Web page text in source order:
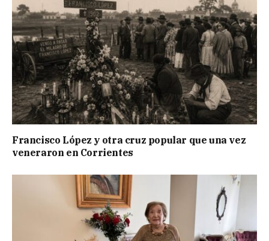
Francisco López y otra cruz popular que una vez
veneraron en Corrientes